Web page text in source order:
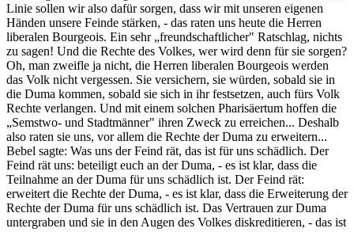
Linie sollen wir also dafür sorgen, dass wir mit unseren eigenen
Händen unsere Feinde stärken, - das raten uns heute die Herren
liberalen Bourgeois. Ein sehr „freundschaftlicher" Ratschlag, nichts
zu sagen! Und die Rechte des Volkes, wer wird denn für sie sorgen?
Oh, man zweifle ja nicht, die Herren liberalen Bourgeois werden
das Volk nicht vergessen. Sie versichern, sie würden, sobald sie in
die Duma kommen, sobald sie sich in ihr festsetzen, auch fürs Volk
Rechte verlangen. Und mit einem solchen Pharisäertum hoffen die
„Semstwo- und Stadtmänner" ihren Zweck zu erreichen... Deshalb
also raten sie uns, vor allem die Rechte der Duma zu erweitern...
Bebel sagte: Was uns der Feind rät, das ist für uns schädlich. Der
Feind rät uns: beteiligt euch an der Duma, - es ist klar, dass die
Teilnahme an der Duma für uns schädlich ist. Der Feind rät:
erweitert die Rechte der Duma, - es ist klar, dass die Erweiterung der
Rechte der Duma für uns schädlich ist. Das Vertrauen zur Duma
untergraben und sie in den Augen des Volkes diskreditieren, - das ist